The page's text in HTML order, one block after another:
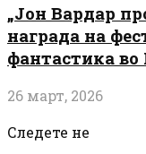
„Јон Вардар
награда на
фантастика
26 март, 2026
Следете не